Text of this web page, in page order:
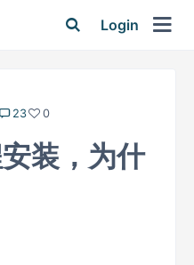
Login
23 0
装，为什